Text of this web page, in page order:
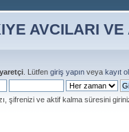
. Lütfen giriş yapın veya kayıt
şifrenizi ve aktif kalma süresini